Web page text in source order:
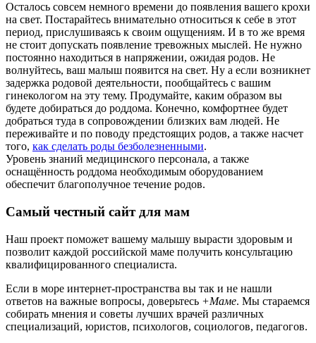
Осталось совсем немного времени до появления вашего крохи
на свет. Постарайтесь внимательно относиться к себе в этот
период, прислушиваясь к своим ощущениям. И в то же время
не стоит допускать появление тревожных мыслей. Не нужно
постоянно находиться в напряжении, ожидая родов. Не
волнуйтесь, ваш малыш появится на свет. Ну а если возникнет
задержка родовой деятельности, пообщайтесь с вашим
гинекологом на эту тему. Продумайте, каким образом вы
будете добираться до роддома. Конечно, комфортнее будет
добраться туда в сопровождении близких вам людей. Не
переживайте и по поводу предстоящих родов, а также насчет
того, как сделать роды безболезненными.
Уровень знаний медицинского персонала, а также
оснащённость роддома необходимым оборудованием
обеспечит благополучное течение родов.
Самый честный сайт для мам
Наш проект поможет вашему малышу вырасти здоровым и
позволит каждой российской маме получить консультацию
квалифицированного специалиста.
Если в море интернет-пространства вы так и не нашли
ответов на важные вопросы, доверьтесь +Маме. Мы стараемся
собирать мнения и советы лучших врачей различных
специализаций, юристов, психологов, социологов, педагогов.